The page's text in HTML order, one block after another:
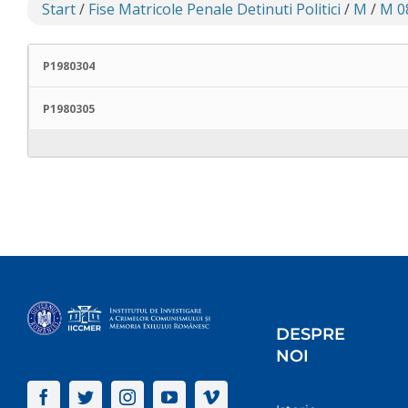
Start/ Fise Matricole Penale Detinuti Politici / M / M
P1980304
P1980305
DESPRE
NOI